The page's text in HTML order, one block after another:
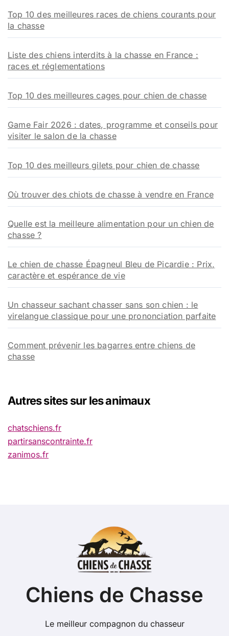
Top 10 des meilleures races de chiens courants pour
la chasse
Liste des chiens interdits à la chasse en France :
races et réglementations
Top 10 des meilleures cages pour chien de chasse
Game Fair 2026 : dates, programme et conseils pour
visiter le salon de la chasse
Top 10 des meilleurs gilets pour chien de chasse
Où trouver des chiots de chasse à vendre en France
Quelle est la meilleure alimentation pour un chien de
chasse ?
Le chien de chasse Épagneul Bleu de Picardie : Prix,
caractère et espérance de vie
Un chasseur sachant chasser sans son chien : le
virelangue classique pour une prononciation parfaite
Comment prévenir les bagarres entre chiens de
chasse
Autres sites sur les animaux
chatschiens.fr
partirsanscontrainte.fr
zanimos.fr
Chiens de Chasse
Le meilleur compagnon du chasseur